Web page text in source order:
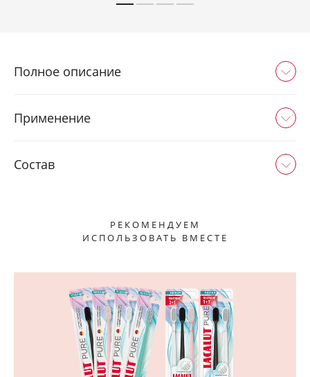
Полное описание
Применение
Состав
РЕКОМЕНДУЕМ
ИСПОЛЬЗОВАТЬ ВМЕСТЕ